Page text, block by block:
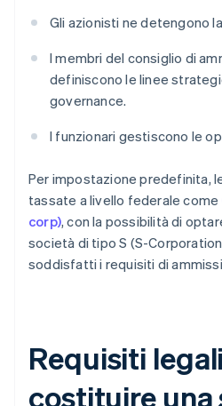
Gli azionisti ne detengono
I membri del consiglio di
definiscono le linee
governance.
I funzionari gestiscono le
Per impostazione predefinita,
tassate a livello federale come
corp), con la possibilità di
società di tipo S (S-
soddisfatti i requisiti di
Requisiti
costituire una